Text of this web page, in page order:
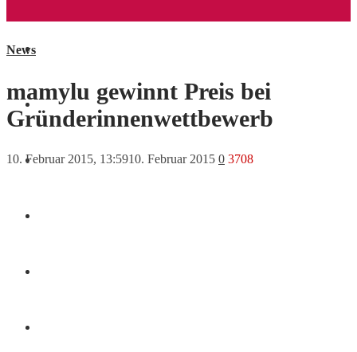
Startups
News
News
mamylu gewinnt Preis bei
Gründerinnenwettbewerb
10. Februar 2015, 13:5910. Februar 2015 0 3708